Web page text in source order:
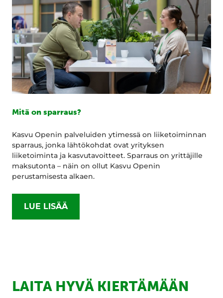
Mitä on sparraus?
Kasvu Openin palveluiden ytimessä on liiketoiminnan
sparraus, jonka lähtökohdat ovat yrityksen
liiketoiminta ja kasvutavoitteet. Sparraus on yrittäjille
maksutonta – näin on ollut Kasvu Openin
perustamisesta alkaen.
LUE LISÄÄ
LAITA HYVÄ KIERTÄMÄÄN